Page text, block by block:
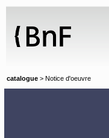
catalogue > Notice d'oeuvre